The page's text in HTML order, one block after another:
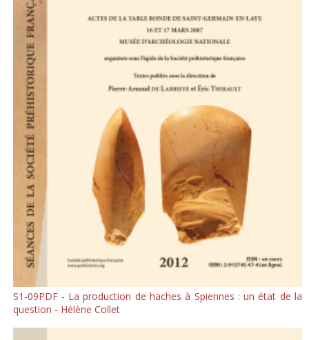
S1-09PDF - La production de haches à Spiennes : un état de la
question - Hélène Collet